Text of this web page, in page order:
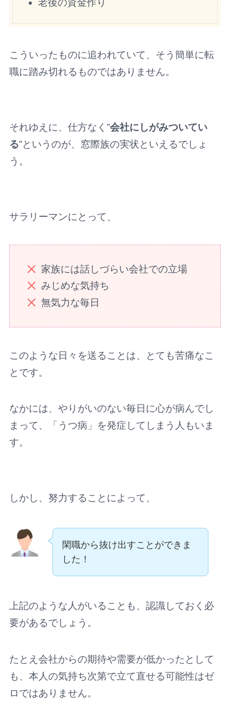
老後の資金作り
こういったものに追われていて、そう簡単に転
職に踏み切れるものではありません。
それゆえに、仕方なく”会社にしがみついてい
る”というのが、窓際族の実状といえるでしょ
う。
サラリーマンにとって、
家族には話しづらい会社での立場
みじめな気持ち
無気力な毎日
このような日々を送ることは、とても苦痛なこ
とです。
なかには、やりがいのない毎日に心が病んでし
まって、「うつ病」を発症してしまう人もいま
す。
しかし、努力することによって、
閑職から抜け出すことができま
した！
上記のような人がいることも、認識しておく必
要があるでしょう。
たとえ会社からの期待や需要が低かったとして
も、本人の気持ち次第で立て直せる可能性はゼ
ロではありません。